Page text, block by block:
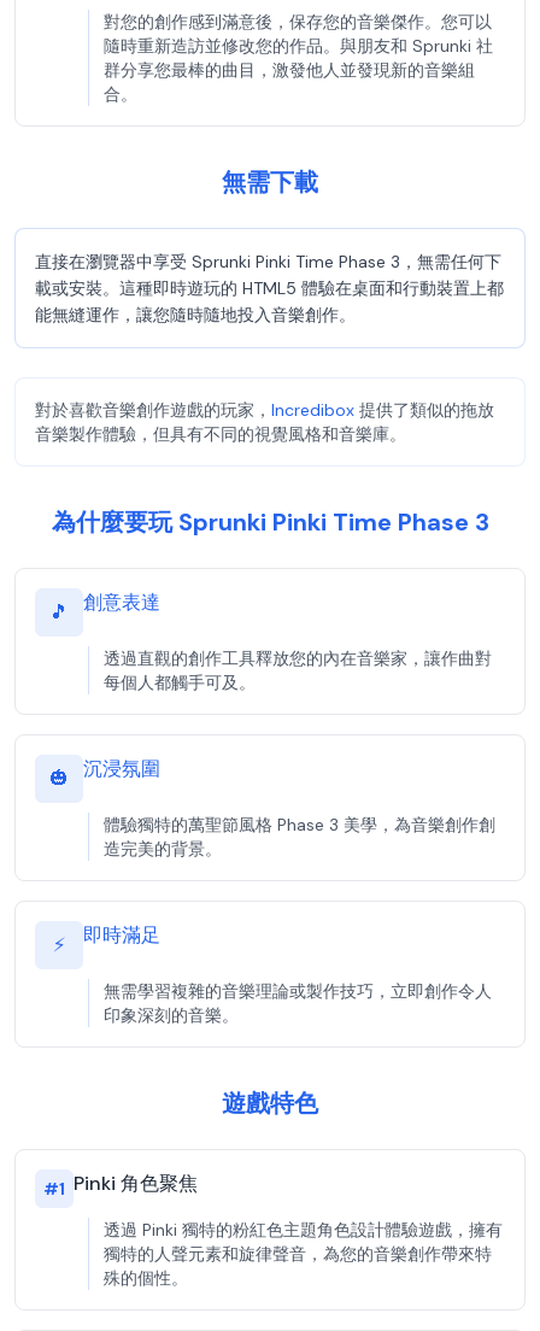
對您的創作感到滿意後，保存您的音樂傑作。您可以
隨時重新造訪並修改您的作品。與朋友和 Sprunki 社
群分享您最棒的曲目，激發他人並發現新的音樂組
合。
無需下載
直接在瀏覽器中享受 Sprunki Pinki Time Phase 3，無需任何下
載或安裝。這種即時遊玩的 HTML5 體驗在桌面和行動裝置上都
能無縫運作，讓您隨時隨地投入音樂創作。
對於喜歡音樂創作遊戲的玩家， Incredibox 提供了類似的拖放
音樂製作體驗，但具有不同的視覺風格和音樂庫。
為什麼要玩 Sprunki Pinki Time Phase 3
🎵 創意表達
透過直觀的創作工具釋放您的內在音樂家，讓作曲對
每個人都觸手可及。
🎃 沉浸氛圍
體驗獨特的萬聖節風格 Phase 3 美學，為音樂創作創
造完美的背景。
⚡ 即時滿足
無需學習複雜的音樂理論或製作技巧，立即創作令人
印象深刻的音樂。
遊戲特色
#1 Pinki 角色聚焦
透過 Pinki 獨特的粉紅色主題角色設計體驗遊戲，擁有
獨特的人聲元素和旋律聲音，為您的音樂創作帶來特
殊的個性。